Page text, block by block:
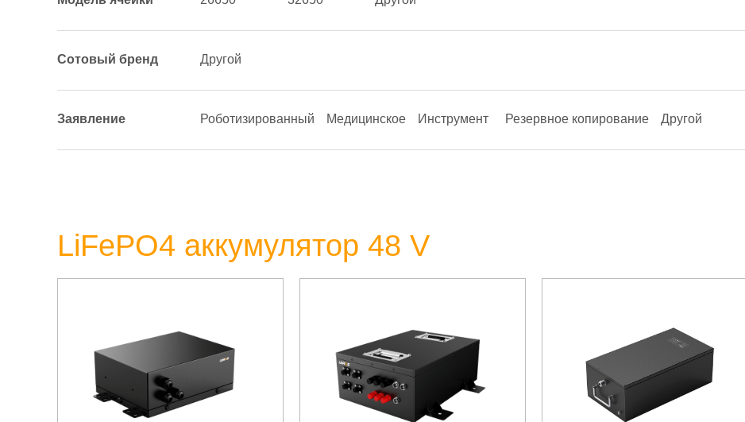
Сотовый бренд Другой
Заявление Роботизированный Медицинское Инструмент Резервное копирование Другой
LiFePO4 аккумулятор 48 V